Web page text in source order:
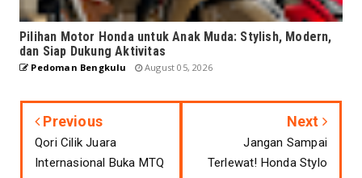
Pilihan Motor Honda untuk Anak Muda: Stylish, Modern,
dan Siap Dukung Aktivitas
Pedoman Bengkulu August 05, 2026
Previous
Qori Cilik Juara
Internasional Buka MTQ
Next
Jangan Sampai
Terlewat! Honda Stylo